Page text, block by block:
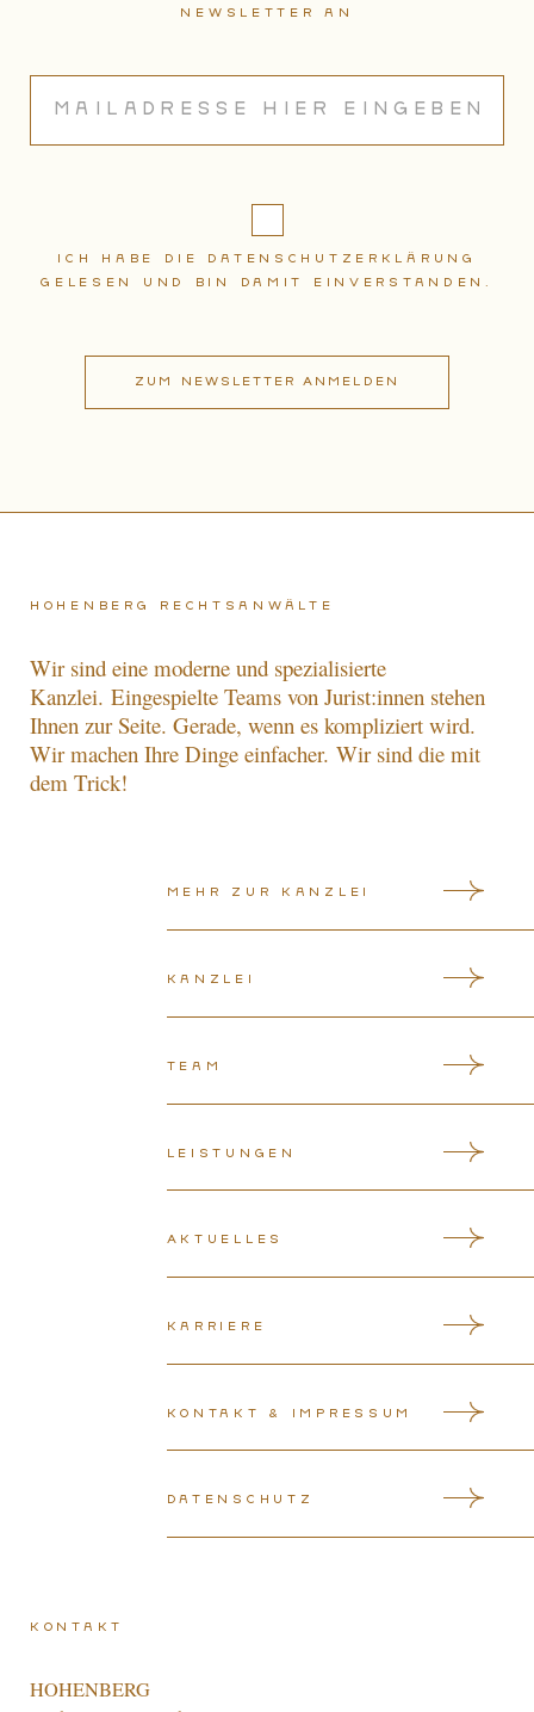
Newsletter an
Ich habe die Datenschutzerklärung
gelesen und bin damit einverstanden.
Hohenberg Rechtsanwälte
Wir sind eine moderne und spezialisierte
Kanzlei. Eingespielte Teams von Jurist:innen stehen
Ihnen zur Seite. Gerade, wenn es kompliziert wird.
Wir machen Ihre Dinge einfacher. Wir sind die mit
dem Trick!
Mehr zur Kanzlei
Kanzlei
Team
Leistungen
Aktuelles
Karriere
Kontakt & Impressum
Datenschutz
Kontakt
HOHENBERG